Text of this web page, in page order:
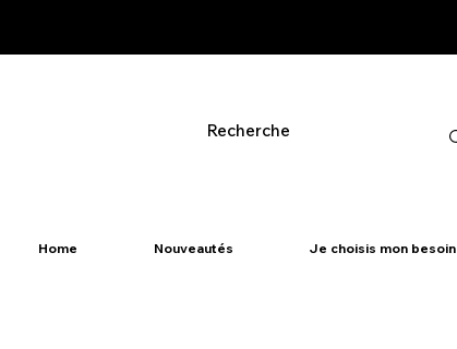
Home Nouveautés Je choisis mon besoin